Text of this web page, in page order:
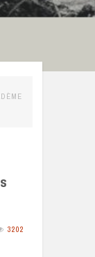
3202